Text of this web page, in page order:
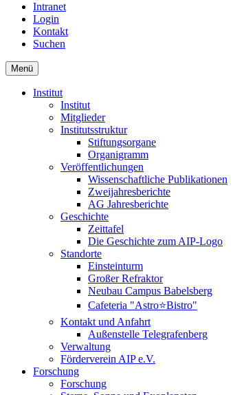
Intranet
Login
Kontakt
Suchen
Menü
Institut
Institut
Mitglieder
Institutsstruktur
Stiftungsorgane
Organigramm
Veröffentlichungen
Wissenschaftliche Publikationen
Zweijahresberichte
AG Jahresberichte
Geschichte
Zeittafel
Die Geschichte zum AIP-Logo
Standorte
Einsteinturm
Großer Refraktor
Neubau Campus Babelsberg
Cafeteria "Astro⭐Bistro"
Kontakt und Anfahrt
Außenstelle Telegrafenberg
Verwaltung
Förderverein AIP e.V.
Forschung
Forschung